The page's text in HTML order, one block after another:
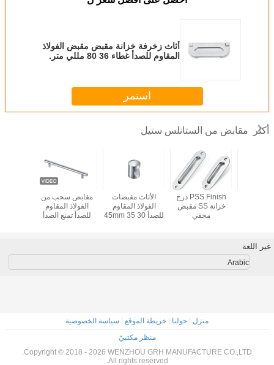
أثاث زخرفة خزانة مقبض مقبض الفولاذ
المقاوم للصدأ غطاء 36 80 مللي متر.
استمر
أكثر مقابض من الستانلس ستيل
مقابض سحب من
الفولاذ المقاوم
للصدأ تمنع الصدأ
الأثاث مقبضات
الفولاذ المقاوم
للصدأ 30 35 45mm
PSS Finish درج
خزانة SS مقبض
مخفي
غير اللغة
Arabic
منزل | حولنا | خريطة الموقع | سياسة الخصوصية
منظر مكتبيّ
Copyright © 2018 - 2026 WENZHOU GRH MANUFACTURE CO.,LTD.
All rights reserved.